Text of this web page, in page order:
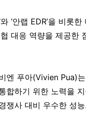
‘안랩 EDR’을 비롯
대응 역량을 제공한
엔 푸아(Vivien Pua)
하기 위한 노력을
쟁사 대비 우수한 성